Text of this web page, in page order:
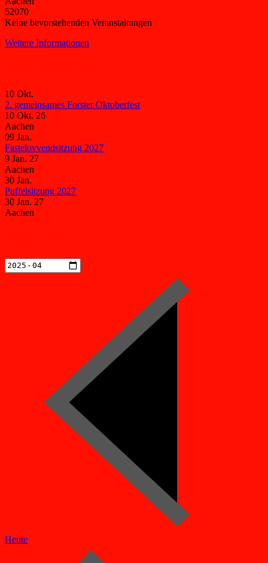
52070
Keine bevorstehenden Veranstaltungen
Weitere Informationen
10 Okt.
2. gemeinsames Forster Oktoberfest
10 Okt. 26
Aachen
09 Jan.
Fastelovvendsitzung 2027
9 Jan. 27
Aachen
30 Jan.
Puffelsitzung 2027
30 Jan. 27
Aachen
Heute